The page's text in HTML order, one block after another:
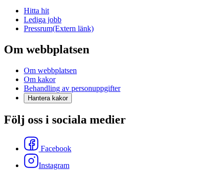
Hitta hit
Lediga jobb
Pressrum(Extern länk)
Om webbplatsen
Om webbplatsen
Om kakor
Behandling av personuppgifter
Hantera kakor
Följ oss i sociala medier
Facebook
Instagram